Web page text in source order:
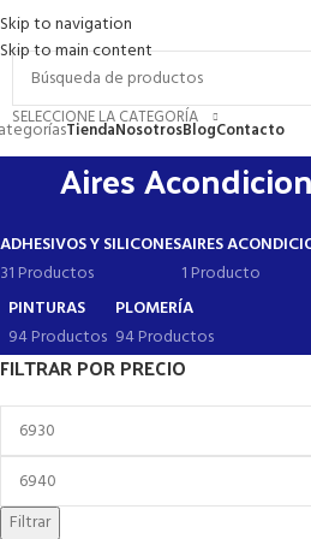
Skip to navigation
Skip to main content
ContactoFAQs
SELECCIONE LA CATEGORÍA
TiendaNosotrosBlogContacto
Aires
ADHESIVOS Y SILICONES
31 Productos
AIRES
1 Producto
PINTURAS
94 Productos
PLOMERÍA
94 Productos
FILTRAR POR PRECIO
Filtrar